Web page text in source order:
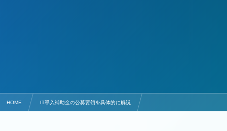
HOME IT導入補助金の公募要領を具体的に解説